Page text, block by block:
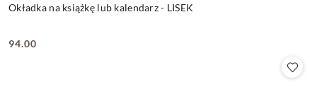
Okładka na książkę lub kalendarz - LISEK
Cena:
94.00